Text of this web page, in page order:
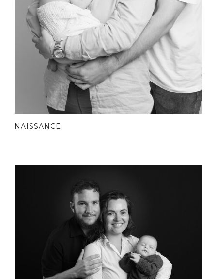
NAISSANCE